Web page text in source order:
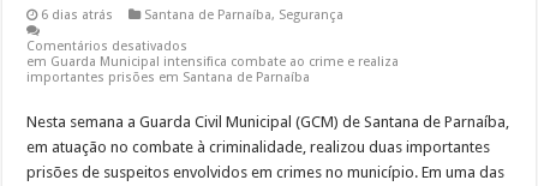
6 dias atrás Santana de Parnaíba, Segurança
Comentários desativados
em Guarda Municipal intensifica combate ao crime e realiza
importantes prisões em Santana de Parnaíba
Nesta semana a Guarda Civil Municipal (GCM) de Santana de Parnaíba,
em atuação no combate à criminalidade, realizou duas importantes
prisões de suspeitos envolvidos em crimes no município. Em uma das